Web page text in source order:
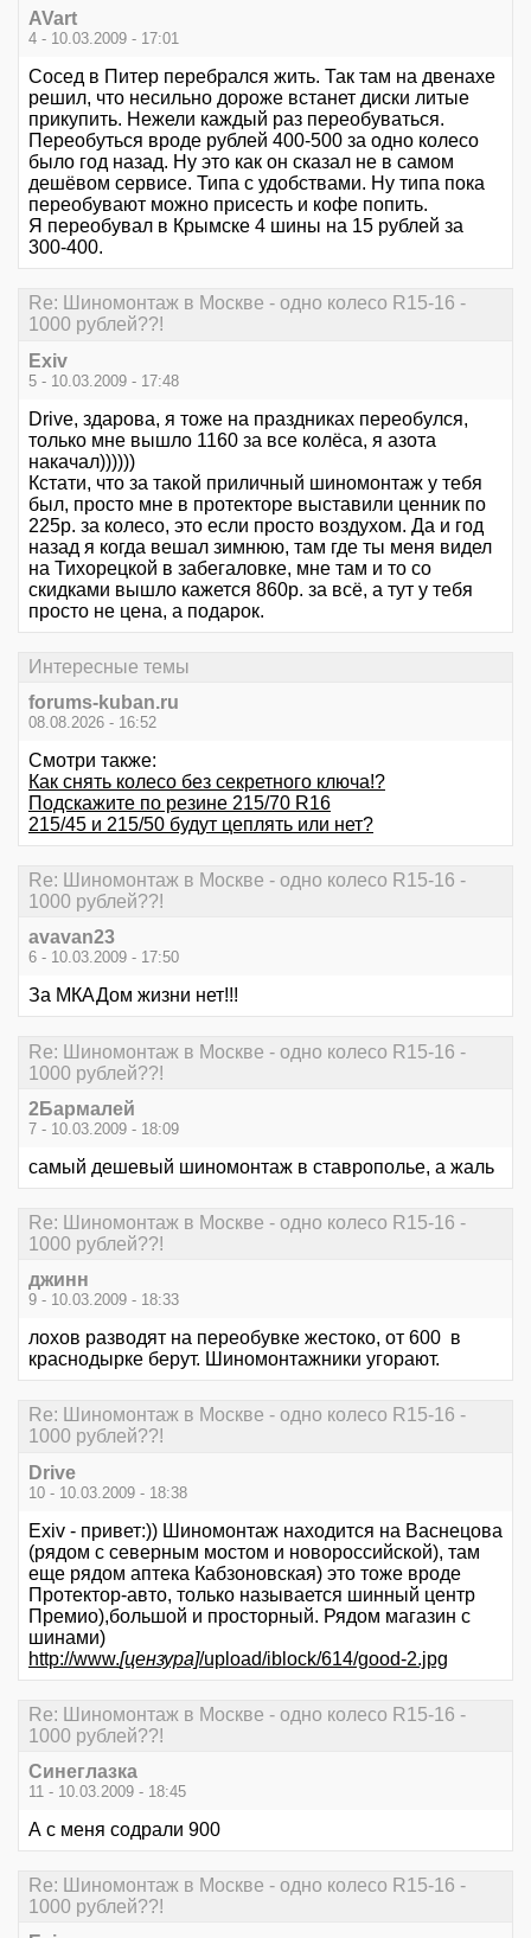
AVart
4 - 10.03.2009 - 17:01
Сосед в Питер перебрался жить. Так там на двенахе
решил, что несильно дороже встанет диски литые
прикупить. Нежели каждый раз переобуваться.
Переобуться вроде рублей 400-500 за одно колесо
было год назад. Ну это как он сказал не в самом
дешёвом сервисе. Типа с удобствами. Ну типа пока
переобувают можно присесть и кофе попить.
Я переобувал в Крымске 4 шины на 15 рублей за
300-400.
Re: Шиномонтаж в Москве - одно колесо R15-16 -
1000 рублей??!
Exiv
5 - 10.03.2009 - 17:48
Drive, здарова, я тоже на праздниках переобулся,
только мне вышло 1160 за все колёса, я азота
накачал))))))
Кстати, что за такой приличный шиномонтаж у тебя
был, просто мне в протекторе выставили ценник по
225р. за колесо, это если просто воздухом. Да и год
назад я когда вешал зимнюю, там где ты меня видел
на Тихорецкой в забегаловке, мне там и то со
скидками вышло кажется 860р. за всё, а тут у тебя
просто не цена, а подарок.
Интересные темы
forums-kuban.ru
08.08.2026 - 16:52
Смотри также:
Как снять колесо без секретного ключа!?
Подскажите по резине 215/70 R16
215/45 и 215/50 будут цеплять или нет?
Re: Шиномонтаж в Москве - одно колесо R15-16 -
1000 рублей??!
avavan23
6 - 10.03.2009 - 17:50
За МКАДом жизни нет!!!
Re: Шиномонтаж в Москве - одно колесо R15-16 -
1000 рублей??!
2Бармалей
7 - 10.03.2009 - 18:09
самый дешевый шиномонтаж в ставрополье, а жаль
Re: Шиномонтаж в Москве - одно колесо R15-16 -
1000 рублей??!
джинн
9 - 10.03.2009 - 18:33
лохов разводят на переобувке жестоко, от 600 в
краснодырке берут. Шиномонтажники угорают.
Re: Шиномонтаж в Москве - одно колесо R15-16 -
1000 рублей??!
Drive
10 - 10.03.2009 - 18:38
Exiv - привет:)) Шиномонтаж находится на Васнецова
(рядом с северным мостом и новороссийской), там
еще рядом аптека Кабзоновская) это тоже вроде
Протектор-авто, только называется шинный центр
Премио),большой и просторный. Рядом магазин с
шинами)
http://www.[цензура]/upload/iblock/614/good-2.jpg
Re: Шиномонтаж в Москве - одно колесо R15-16 -
1000 рублей??!
Синеглазка
11 - 10.03.2009 - 18:45
А с меня содрали 900
Re: Шиномонтаж в Москве - одно колесо R15-16 -
1000 рублей??!